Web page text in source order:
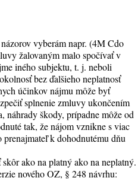
vyberám napr. (4M Cdo
žalovaným malo spočívať v
iného subjektu, t. j. neboli
bez ďalšieho neplatnosť
účinkov nájmu môže byť
splnenie zmluvy ukončením
náhrady škody, prípadne môže od
tak, že nájom vznikne s viac
k dohodnutému dňu
ako na platný ako na neplatný.
nového OZ, § 248 návrhu: